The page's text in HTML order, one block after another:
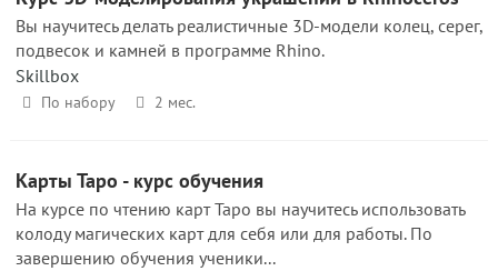
Вы научитесь делать реалистичные 3D-модели колец, серег,
подвесок и камней в программе Rhino.
Skillbox
По набору 2 мес.
Карты Таро - курс обучения
На курсе по чтению карт Таро вы научитесь использовать
колоду магических карт для себя или для работы. По
завершению обучения ученики...